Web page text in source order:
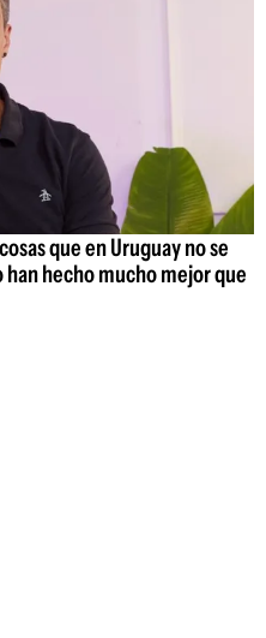
que en Uruguay no se
hecho mucho mejor que